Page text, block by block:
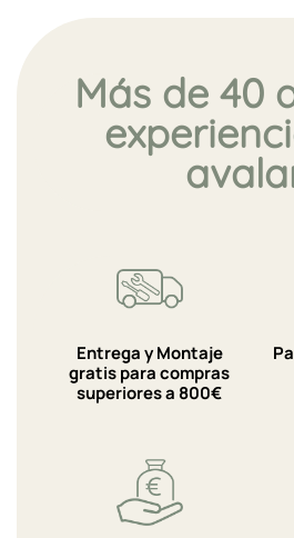
Más de 40
Entrega y Montaje
gratis para compras
superiores a 800€